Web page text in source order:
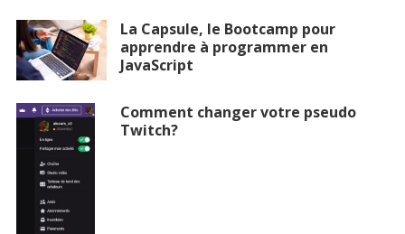
La Capsule, le Bootcamp pour
apprendre à programmer en
JavaScript
Comment changer votre pseudo
Twitch?